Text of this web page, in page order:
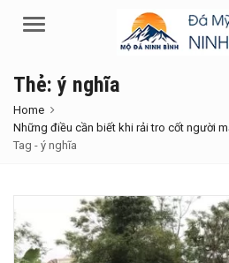
Menu
Thẻ: ý nghĩa
Home
Những điều cần biết khi rải tro cốt người
Tag - ý nghĩa